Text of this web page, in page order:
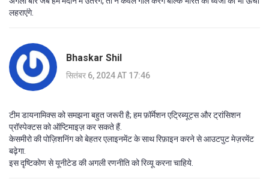
लहराएंगे.
Bhaskar Shil
सितंबर 6, 2024 AT 17:46
टीम डायनामिक्स को समझना बहुत जरूरी है; हम फ़ॉर्मेशन एट्रिब्यूट्स और ट्रांसिशन
प्रॉस्पेक्टस को ऑप्टिमाइज़ कर सकते हैं.
केसमीरो की पोज़िशनिंग को बेहतर एलाइनमेंट के साथ रिफ़ाइन करने से आउटपुट मेज़रमेंट
बढ़ेगा.
इस दृष्टिकोण से यूनीटेड की अगली रणनीति को रिव्यू करना चाहिये.